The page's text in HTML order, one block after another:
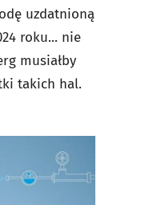
uzdatnioną
roku... nie
musiałby
takich hal.